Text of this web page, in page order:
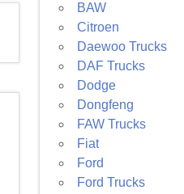
BAW
Citroen
Daewoo Trucks
DAF Trucks
Dodge
Dongfeng
FAW Trucks
Fiat
Ford
Ford Trucks